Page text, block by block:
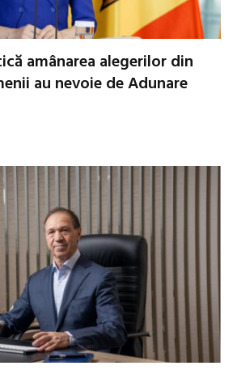
amânarea alegerilor din
au nevoie de Adunare